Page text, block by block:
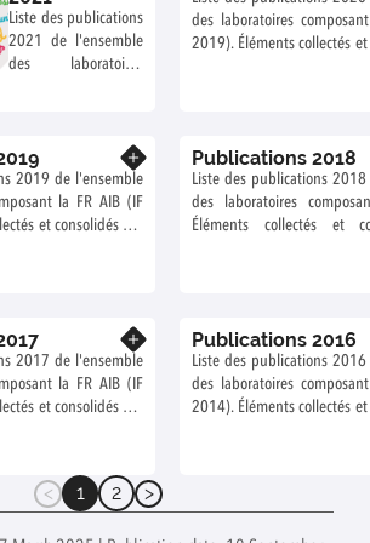
Solange Cassette,
library ressources
manager.
Solange Cassette,
documentaliste à la
fédération.
all members of FR
AIB laboratories (IF
2021). Items
collected and
Liste des publications
2021 de l'ensemble
des laboratoires
consolidés par
Solange Cassette,
documentaliste à la
fédération.
2019). Items
collected and
consolidated by
Solange Cassette,
des laboratoires
2019). Éléments collectés
Solange Cassette,
manager.</em>
2019 de l'ensemble
la FR AIB (IF
et consolidés par
library ressources
Publications 2018
Liste des publications
des laboratoires
Éléments collectés et
2017 de l'ensemble
la FR AIB (IF
et consolidés par
Publications 2016
Liste des publications
des laboratoires
2014). Éléments collectés
1 2